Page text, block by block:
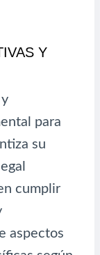
Y
para
su
cumplir
aspectos